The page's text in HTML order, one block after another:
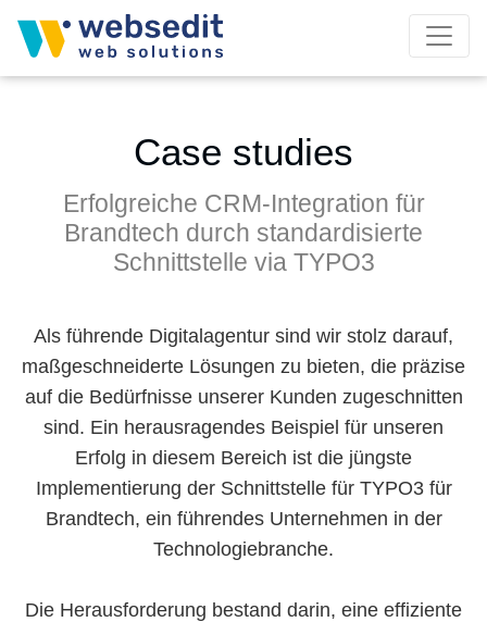
Case studies
Erfolgreiche CRM-Integration für
Brandtech durch standardisierte
Schnittstelle via TYPO3
Als führende Digitalagentur sind wir stolz darauf,
maßgeschneiderte Lösungen zu bieten, die präzise
auf die Bedürfnisse unserer Kunden zugeschnitten
sind. Ein herausragendes Beispiel für unseren
Erfolg in diesem Bereich ist die jüngste
Implementierung der Schnittstelle für TYPO3 für
Brandtech, ein führendes Unternehmen in der
Technologiebranche.
Die Herausforderung bestand darin, eine effiziente